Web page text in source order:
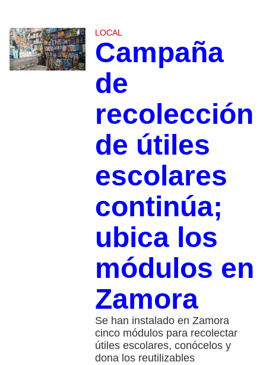
LOCAL
Campaña
de
recolección
de útiles
escolares
continúa;
ubica los
módulos en
Zamora
Se han instalado en Zamora
cinco módulos para recolectar
útiles escolares, conócelos y
dona los reutilizables